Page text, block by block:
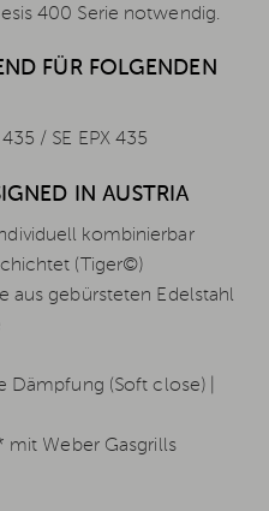
400 Serie notwendig.
FÜR FOLGENDEN
/ SE EPX 435
IN AUSTRIA
kombinierbar
(Tiger©)
aus gebürsteten Edelstahl
Dämpfung (Soft close) |
mit Weber Gasgrills